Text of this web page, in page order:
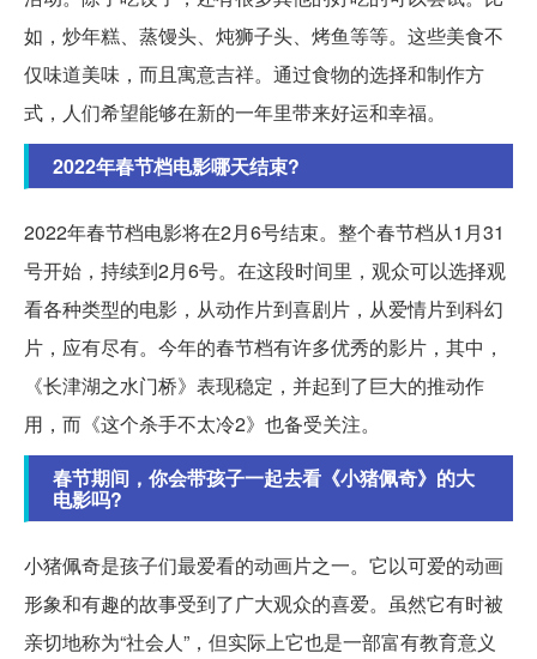
如，炒年糕、蒸馒头、炖狮子头、烤鱼等等。这些美食不
仅味道美味，而且寓意吉祥。通过食物的选择和制作方
式，人们希望能够在新的一年里带来好运和幸福。
2022年春节档电影哪天结束?
2022年春节档电影将在2月6号结束。整个春节档从1月31
号开始，持续到2月6号。在这段时间里，观众可以选择观
看各种类型的电影，从动作片到喜剧片，从爱情片到科幻
片，应有尽有。今年的春节档有许多优秀的影片，其中，
《长津湖之水门桥》表现稳定，并起到了巨大的推动作
用，而《这个杀手不太冷2》也备受关注。
春节期间，你会带孩子一起去看《小猪佩奇》的大
电影吗?
小猪佩奇是孩子们最爱看的动画片之一。它以可爱的动画
形象和有趣的故事受到了广大观众的喜爱。虽然它有时被
亲切地称为“社会人”，但实际上它也是一部富有教育意义